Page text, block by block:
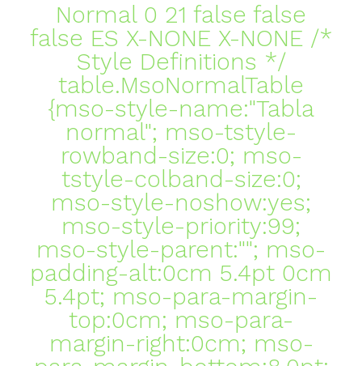
Normal 0 21 false false
false ES X-NONE X-NONE /*
Style Definitions */
table.MsoNormalTable
{mso-style-name:"Tabla
normal"; mso-tstyle-
rowband-size:0; mso-
tstyle-colband-size:0;
mso-style-noshow:yes;
mso-style-priority:99;
mso-style-parent:""; mso-
padding-alt:0cm 5.4pt 0cm
5.4pt; mso-para-margin-
top:0cm; mso-para-
margin-right:0cm; mso-